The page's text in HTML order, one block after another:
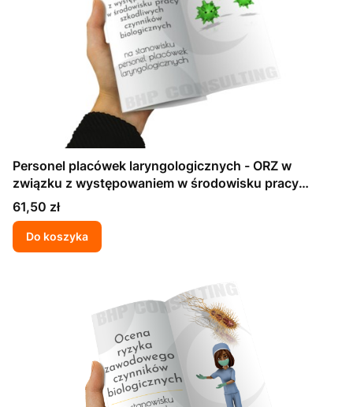
Personel placówek laryngologicznych - ORZ w
związku z występowaniem w środowisku pracy
szkodliwych czynników biologicznych
Cena
61,50 zł
Do koszyka